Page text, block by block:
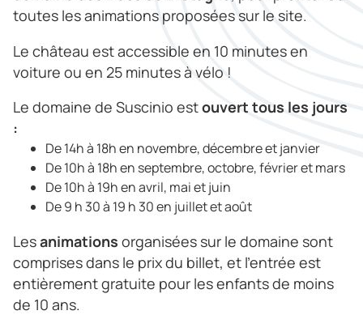
toutes les animations proposées sur le site.
Le château est accessible en 10 minutes en
voiture ou en 25 minutes à vélo !
Le domaine de Suscinio estouvert tous les jours
:
De 14h à 18h en novembre, décembre et janvier
De 10h à 18h en septembre, octobre, février et mars
De 10h à 19h en avril, mai et juin
De 9 h 30 à 19 h 30 en juillet et août
Lesanimations organisées sur le domaine sont
comprises dans le prix du billet, et l’entrée est
entièrement gratuite pour les enfants de moins
de 10 ans.